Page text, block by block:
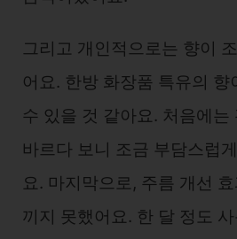
그리고 개인적으로는 향이
어요. 한방 화장품 특유의 향
수 있을 것 같아요. 처음에는
바르다 보니 조금 부담스럽
요. 마지막으로, 주름 개선
끼지 못했어요. 한 달 정도